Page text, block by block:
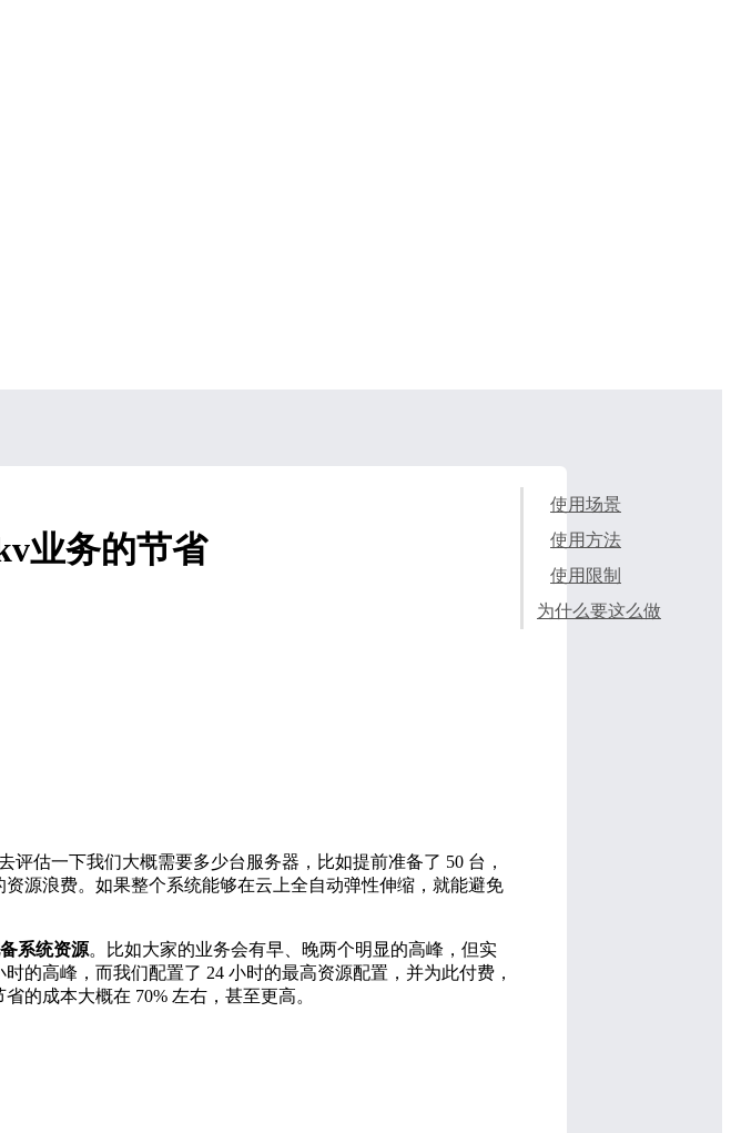
业务的节省
评估一下我们大概需要多少台服务器，比如提前准备了 50 台，
源浪费。如果整个系统能够在云上全自动弹性伸缩，就能避免
系统资源。比如大家的业务会有早、晚两个明显的高峰，但实
的高峰，而我们配置了 24 小时的最高资源配置，并为此付费，
的成本大概在 70% 左右，甚至更高。
使用场景
使用方法
使用限制
为什么要这么做